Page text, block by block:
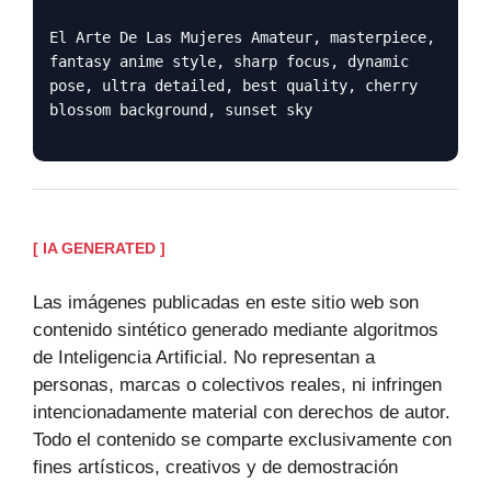
El Arte De Las Mujeres Amateur, masterpiece,
fantasy anime style, sharp focus, dynamic
pose, ultra detailed, best quality, cherry
blossom background, sunset sky
[ IA GENERATED ]
Las imágenes publicadas en este sitio web son
contenido sintético generado mediante algoritmos
de Inteligencia Artificial. No representan a
personas, marcas o colectivos reales, ni infringen
intencionadamente material con derechos de autor.
Todo el contenido se comparte exclusivamente con
fines artísticos, creativos y de demostración